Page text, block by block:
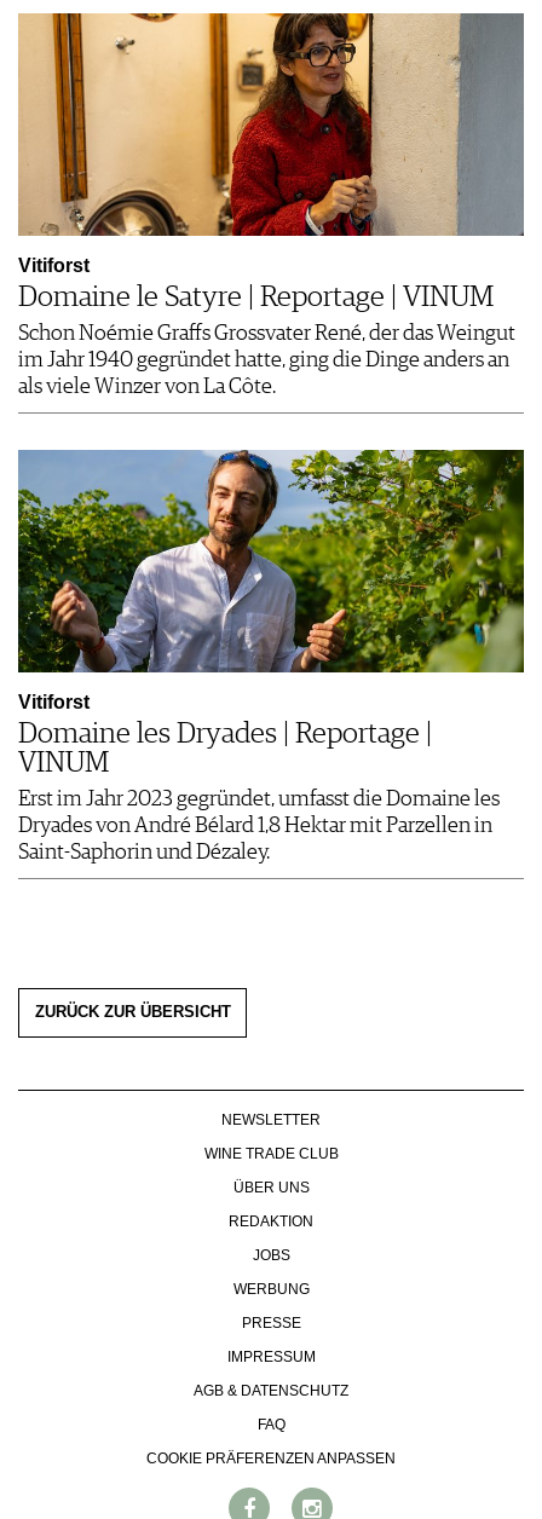
Vitiforst
Domaine le Satyre | Reportage | VINUM
Schon Noémie Graffs Grossvater René, der das Weingut
im Jahr 1940 gegründet hatte, ging die Dinge anders an
als viele Winzer von La Côte.
Vitiforst
Domaine les Dryades | Reportage |
VINUM
Erst im Jahr 2023 gegründet, umfasst die Domaine les
Dryades von André Bélard 1,8 Hektar mit Parzellen in
Saint-Saphorin und Dézaley.
ZURÜCK ZUR ÜBERSICHT
NEWSLETTER
WINE TRADE CLUB
ÜBER UNS
REDAKTION
JOBS
WERBUNG
PRESSE
IMPRESSUM
AGB & DATENSCHUTZ
FAQ
COOKIE PRÄFERENZEN ANPASSEN